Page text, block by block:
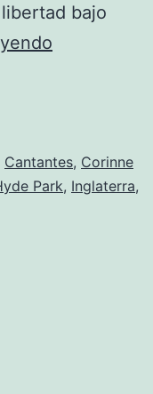
bajo
de
la
Cantantes, Corinne
Park, Inglaterra,